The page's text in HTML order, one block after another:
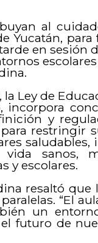
al
Yucatán, para
en sesión
Ley de
y
restringir
saludables,
sanos,
y escolares.
resaltó que
“El
un
futuro de